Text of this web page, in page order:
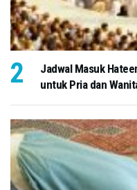
Jadwal Masuk
untuk Pria dan